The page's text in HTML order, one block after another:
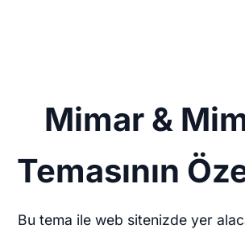
Mimar &
Temasının
Bu tema ile web sitenizde yer